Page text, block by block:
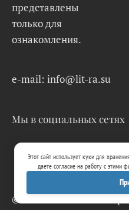
представлены
только для
ознакомления.
e-mail: info@lit-ra.su
Мы в социальных сетях
© 2026 Lit-Ra.su.
Этот сайт использует куки для
даете согласие на работу с этими